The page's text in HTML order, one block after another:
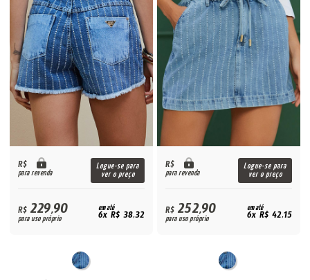
R$
para revenda
Logue-se para
ver o preço
R$229,90
para uso próprio
em até
6x R$ 38,32
R$
para revenda
Logue-se para
ver o preço
R$252,90
para uso próprio
em até
6x R$ 42,15